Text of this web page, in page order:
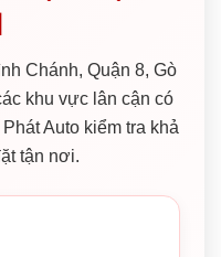
Chánh, Quận 8, Gò
khu vực lân cận có
Auto kiểm tra khả
tận nơi.